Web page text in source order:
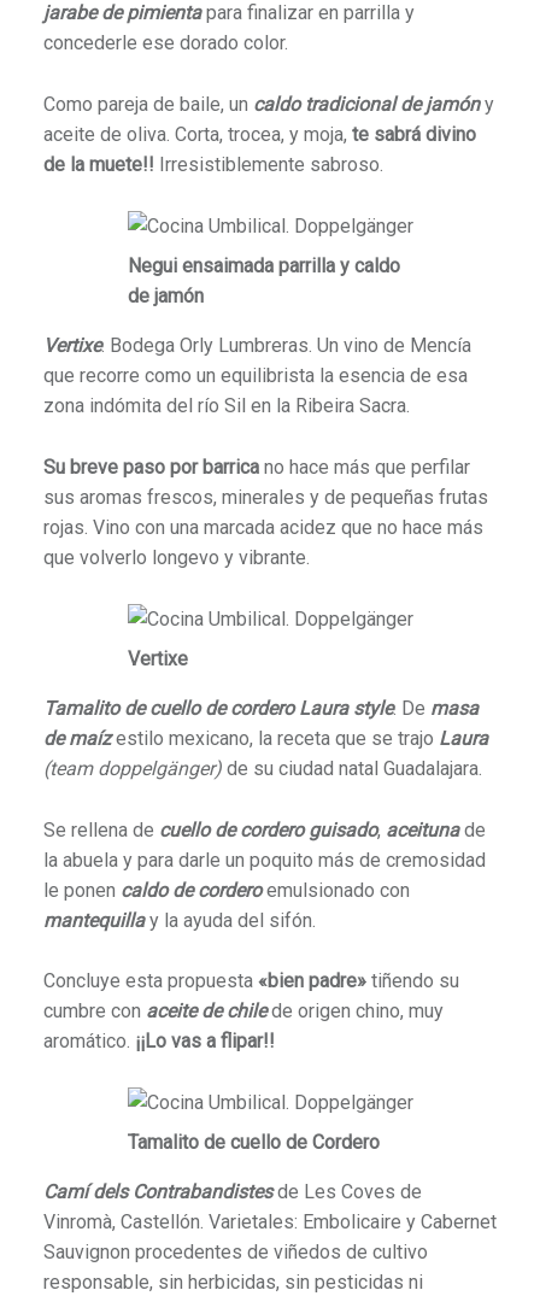
jarabe de pimientapara finalizar en parrilla y
concederle ese dorado color.
Como pareja de baile, un caldo tradicional de jamóny
aceite de oliva. Corta, trocea, y moja, te sabrá divino
de la muete!! Irresistiblemente sabroso.
Negui ensaimada parrilla y caldo
de jamón
Vertixe. Bodega Orly Lumbreras. Un vino de Mencía
que recorre como un equilibrista la esencia de esa
zona indómita del río Sil en la Ribeira Sacra.
Su breve paso por barricano hace más que perfilar
sus aromas frescos, minerales y de pequeñas frutas
rojas. Vino con una marcada acidez que no hace más
que volverlo longevo y vibrante.
Vertixe
Tamalito de cuello de cordero Laura style. De masa
de maízestilo mexicano, la receta que se trajo Laura
(team doppelgänger)de su ciudad natal Guadalajara.
Se rellena de cuello de cordero guisado, aceitunade
la abuela y para darle un poquito más de cremosidad
le ponen caldo de corderoemulsionado con
mantequillay la ayuda del sifón.
Concluye esta propuesta «bien padre»tiñendo su
cumbre con aceite de chilede origen chino, muy
aromático. ¡¡Lo vas a flipar!!
Tamalito de cuello de Cordero
Camí dels Contrabandistesde Les Coves de
Vinromà, Castellón. Varietales: Embolicaire y Cabernet
Sauvignon procedentes de viñedos de cultivo
responsable, sin herbicidas, sin pesticidas ni